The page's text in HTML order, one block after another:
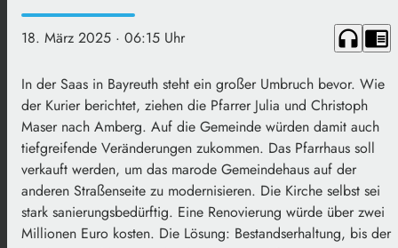
18. März 2025 · 06:15 Uhr headphones chrome_reader_mode
In der Saas in Bayreuth steht ein großer Umbruch bevor. Wie
der Kurier berichtet, ziehen die Pfarrer Julia und Christoph
Maser nach Amberg. Auf die Gemeinde würden damit auch
tiefgreifende Veränderungen zukommen. Das Pfarrhaus soll
verkauft werden, um das marode Gemeindehaus auf der
anderen Straßenseite zu modernisieren. Die Kirche selbst sei
stark sanierungsbedürftig. Eine Renovierung würde über zwei
Millionen Euro kosten. Die Lösung: Bestandserhaltung, bis der